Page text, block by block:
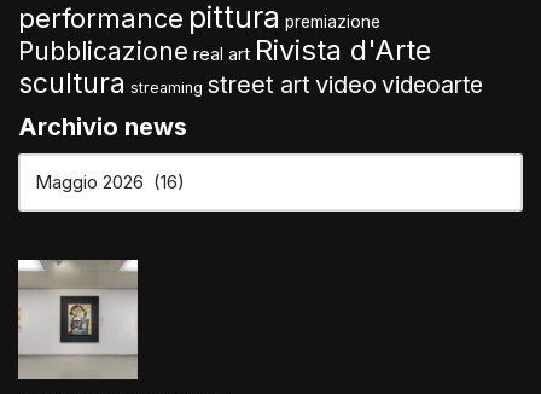
performance pittura premiazione
Pubblicazione real art Rivista d'Arte
scultura streaming street art video videoarte
Archivio news